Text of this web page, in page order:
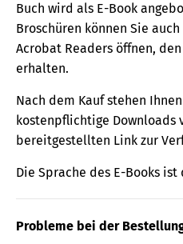
Buch wird als E-Book
Broschüren können Sie
Acrobat Readers öffnen,
erhalten.
Nach dem Kauf stehen
kostenpflichtige Downloads
bereitgestellten Link zur
Die Sprache des E-Books ist
Probleme bei der